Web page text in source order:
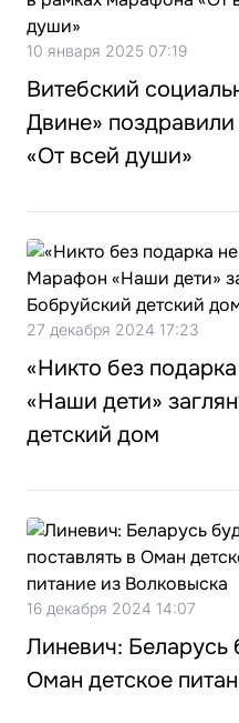
10 января 2025 07:19
Витебский
Двине»
«От всей души»
27 декабря 2024 17:23
«Никто без
«Наши дети»
детский дом
16 декабря 2024 14:07
Линевич: Беларусь
Оман детское